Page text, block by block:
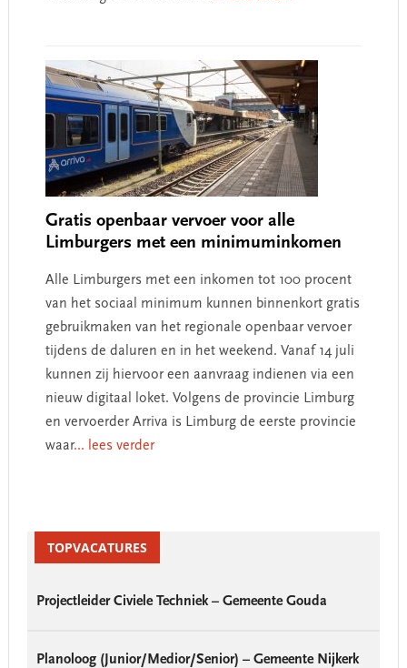
Gratis openbaar vervoer voor alle
Limburgers met een minimuminkomen
Alle Limburgers met een inkomen tot 100 procent
van het sociaal minimum kunnen binnenkort gratis
gebruikmaken van het regionale openbaar vervoer
tijdens de daluren en in het weekend. Vanaf 14 juli
kunnen zij hiervoor een aanvraag indienen via een
nieuw digitaal loket. Volgens de provincie Limburg
en vervoerder Arriva is Limburg de eerste provincie
waar... lees verder
SidebarTOPVACATURES
Projectleider Civiele Techniek – Gemeente Gouda
Planoloog (Junior/Medior/Senior) – Gemeente Nijkerk